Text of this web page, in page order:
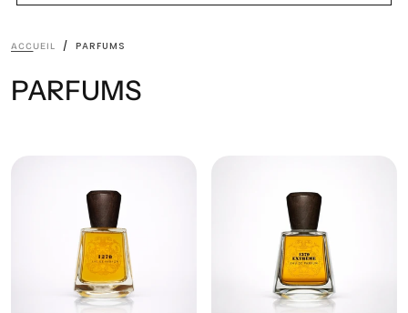
ACCUEIL / PARFUMS
PARFUMS